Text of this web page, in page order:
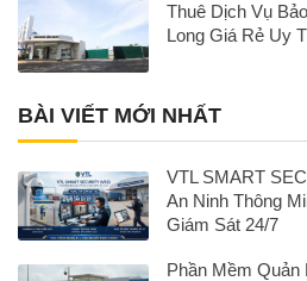
Thuê Dịch Vụ
Long Giá Rẻ Uy
BÀI VIẾT MỚI NHẤT
VTL SMART
An Ninh Thông
Giám Sát 24/7
Phần Mềm